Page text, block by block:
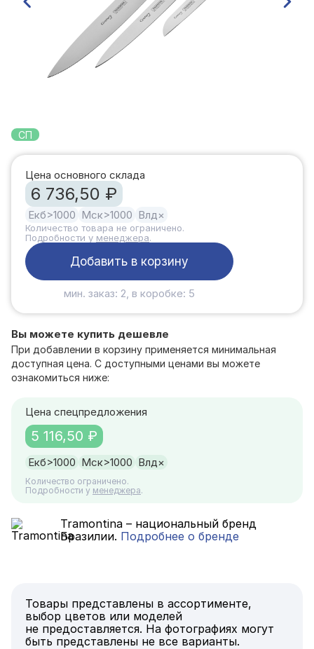
СП
Цена основного склада
6 736,50 ₽
Екб>1000 Мск>1000 Влд ×
Количество товара не ограничено.
Подробности у менеджера.
Добавить в корзину
мин. заказ: 2, в коробке: 5
Вы можете купить дешевле
При добавлении в корзину применяется минимальная
доступная цена. С доступными ценами вы можете
ознакомиться ниже:
Цена спецпредложения
Количество ограничено.
Подробности у менеджера.
Екб>1000 Мск>1000 Влд×
5 116,50 ₽
Tramontina – национальный бренд
Бразилии. Подробнее о бренде
Товары представлены в ассортименте,
выбор цветов или моделей
не предоставляется. На фотографиях могут
быть представлены не все варианты.